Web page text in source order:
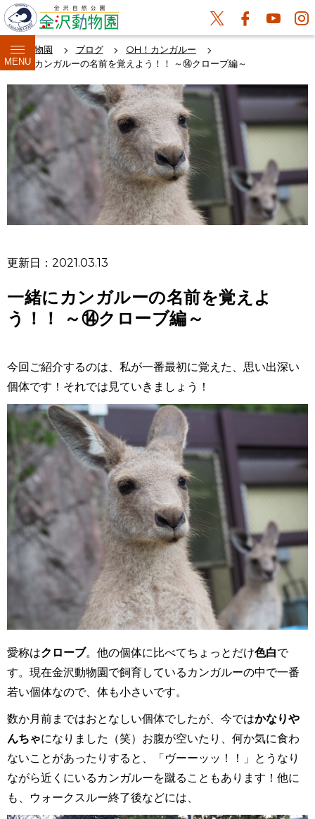
MENU
金沢動物園 ブログ
OH！カンガルー
一緒にカンガルーの名前を覚えよう！！ ～⑭クローブ編～
更新日：2021.03.13
一緒にカンガルーの名前を覚えよ
う！！ ～⑭クローブ編～
今回ご紹介するのは、私が一番最初に覚えた、思い出深い
個体です！それでは見ていきましょう！
愛称はクローブ。他の個体に比べてちょっとだけ色白で
す。現在金沢動物園で飼育しているカンガルーの中で一番
若い個体なので、体も小さいです。
数か月前まではおとなしい個体でしたが、今ではかなりや
んちゃになりました（笑）お腹が空いたり、何か気に食わ
ないことがあったりすると、「ヴーーッッ！！」とうなり
ながら近くにいるカンガルーを蹴ることもあります！他に
も、ウォークスルー終了後などには、